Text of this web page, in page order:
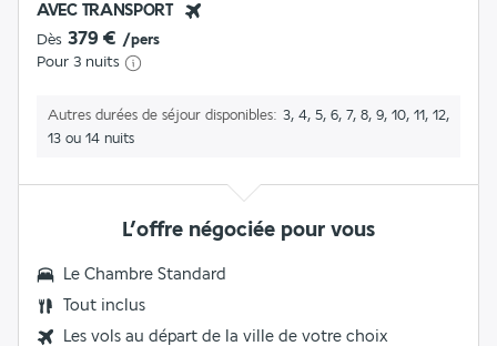
AVEC TRANSPORT
Dès 379 € /pers
Pour 3 nuits
Autres durées de séjour disponibles
3, 4, 5, 6, 7, 8, 9, 10, 11, 12,
13 ou 14 nuits
L’offre négociée pour vous
Le Chambre Standard
Tout inclus
Les vols au départ de la ville de votre choix